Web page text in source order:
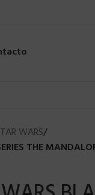
WARS/
THE